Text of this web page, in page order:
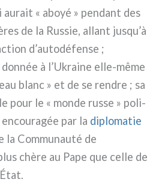
« aboyé » pen­dant des
de la Russie, allant jusqu’à
d’autodéfense ;
à l’Ukraine elle-même
blanc » et de se ren­dre ; sa
pour le « mon­de rus­se » poli­
par la diplo­ma­tie
la Communauté de
chè­re au Pape que cel­le de